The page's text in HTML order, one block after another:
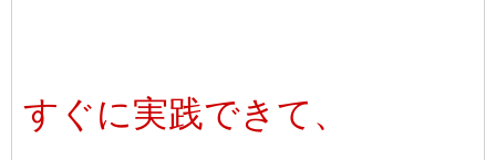
すぐに実践できて、